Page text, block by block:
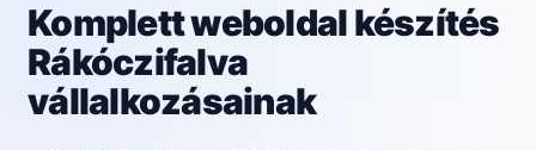
Komplett weboldal készítés
Rákóczifalva
vállalkozásainak